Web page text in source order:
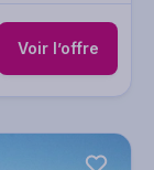
Voir l’offre